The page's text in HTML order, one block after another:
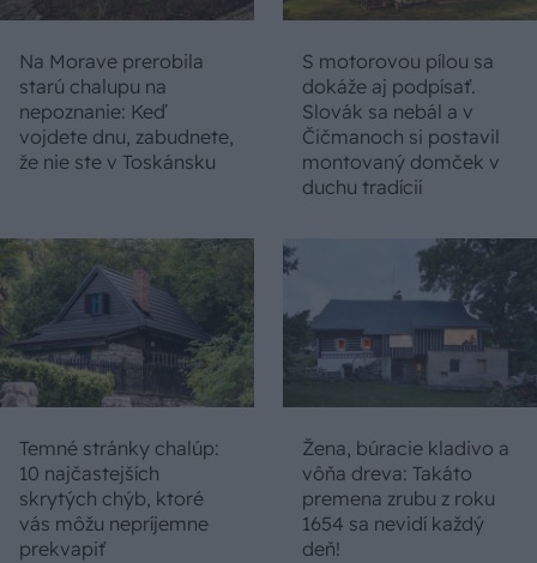
Na Morave prerobila
starú chalupu na
nepoznanie: Keď
vojdete dnu, zabudnete,
že nie ste v Toskánsku
S motorovou pílou sa
dokáže aj podpísať.
Slovák sa nebál a v
Čičmanoch si postavil
montovaný domček v
duchu tradícií
Temné stránky chalúp:
10 najčastejších
skrytých chýb, ktoré
vás môžu nepríjemne
prekvapiť
Žena, búracie kladivo a
vôňa dreva: Takáto
premena zrubu z roku
1654 sa nevidí každý
deň!